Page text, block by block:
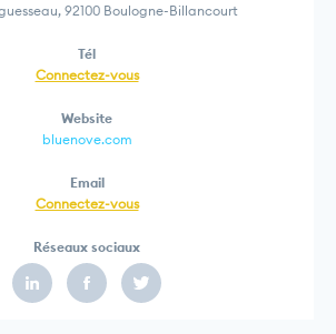
92100 Boulogne-Billancourt
Tél
Connectez-vous
Website
bluenove.com
Email
Connectez-vous
Réseaux sociaux